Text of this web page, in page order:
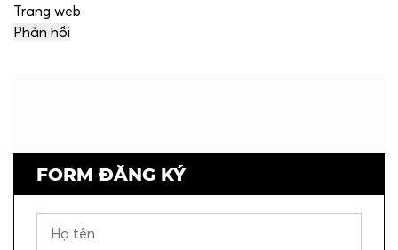
Trang web
FORM ĐĂNG KÝ